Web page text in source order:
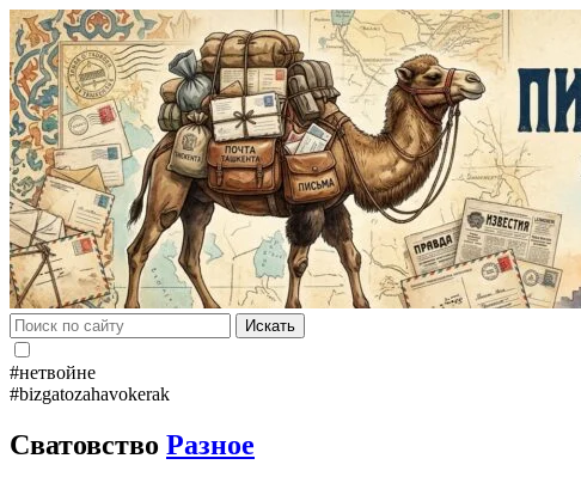
Искать
#нетвойне
#bizgatozahavokerak
Сватовство Разное